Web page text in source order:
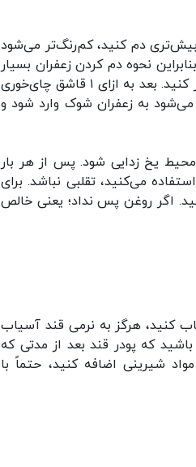
بیش‌تری دم کنید، کم‌رنگ‌تر می‌شود
نحوه دم کردن زعفران بسیار
مهم است. برای دم کردن زعفران ابتدا زعفران را بدون اضافه کردن شکر یا قند کاملاً پودر کنید. بعد به ازای ۱ قاشق چای‌خوری
یخ باعث می‌شود به زعفران شوک وارد شود و
محیط یخ زدایی شود. پس از هر بار
می‌کنید، تقلبی نباشد. برای
اگر روغن پس نداد؛ یعنی خالص
کنید، هرگز به نرمی قند آسیاب
که پودر قند بعد از مدتی که
شیرینی اضافه کنید، حتماً با